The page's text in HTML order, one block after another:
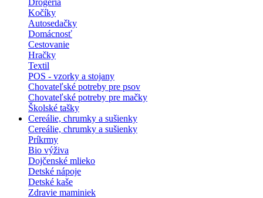
Drogéria
Kočíky
Autosedačky
Domácnosť
Cestovanie
Hračky
Textil
POS - vzorky a stojany
Chovateľské potreby pre psov
Chovateľské potreby pre mačky
Školské tašky
Cereálie, chrumky a sušienky
Cereálie, chrumky a sušienky
Príkrmy
Bio výživa
Dojčenské mlieko
Detské nápoje
Detské kaše
Zdravie maminiek